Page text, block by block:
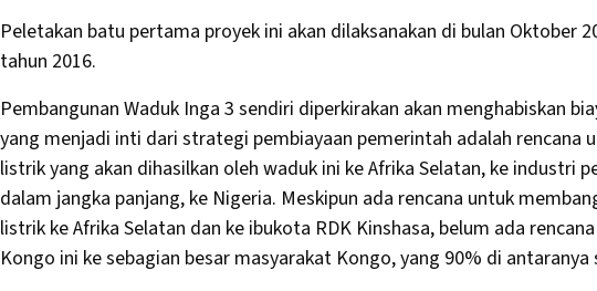
Peletakan batu pertama proyek ini akan dilaksanakan di bulan Oktober
tahun 2016.
Pembangunan Waduk Inga 3 sendiri diperkirakan akan menghabiskan
yang menjadi inti dari strategi pembiayaan pemerintah adalah rencana
listrik yang akan dihasilkan oleh waduk ini ke Afrika Selatan, ke industri
dalam jangka panjang, ke Nigeria. Meskipun ada rencana untuk
listrik ke Afrika Selatan dan ke ibukota RDK Kinshasa, belum ada
Kongo ini ke sebagian besar masyarakat Kongo, yang 90% di